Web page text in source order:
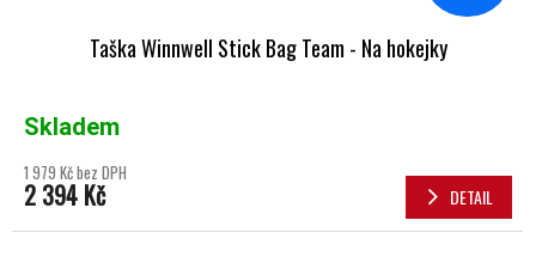
Taška Winnwell Stick Bag Team - Na hokejky
Skladem
1 979 Kč bez DPH
2 394 Kč DETAIL